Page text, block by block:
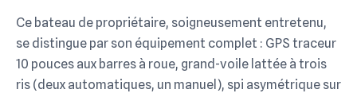
Ce bateau de propriétaire, soigneusement entretenu,
se distingue par son équipement complet : GPS traceur
10 pouces aux barres à roue, grand-voile lattée à trois
ris (deux automatiques, un manuel), spi asymétrique sur